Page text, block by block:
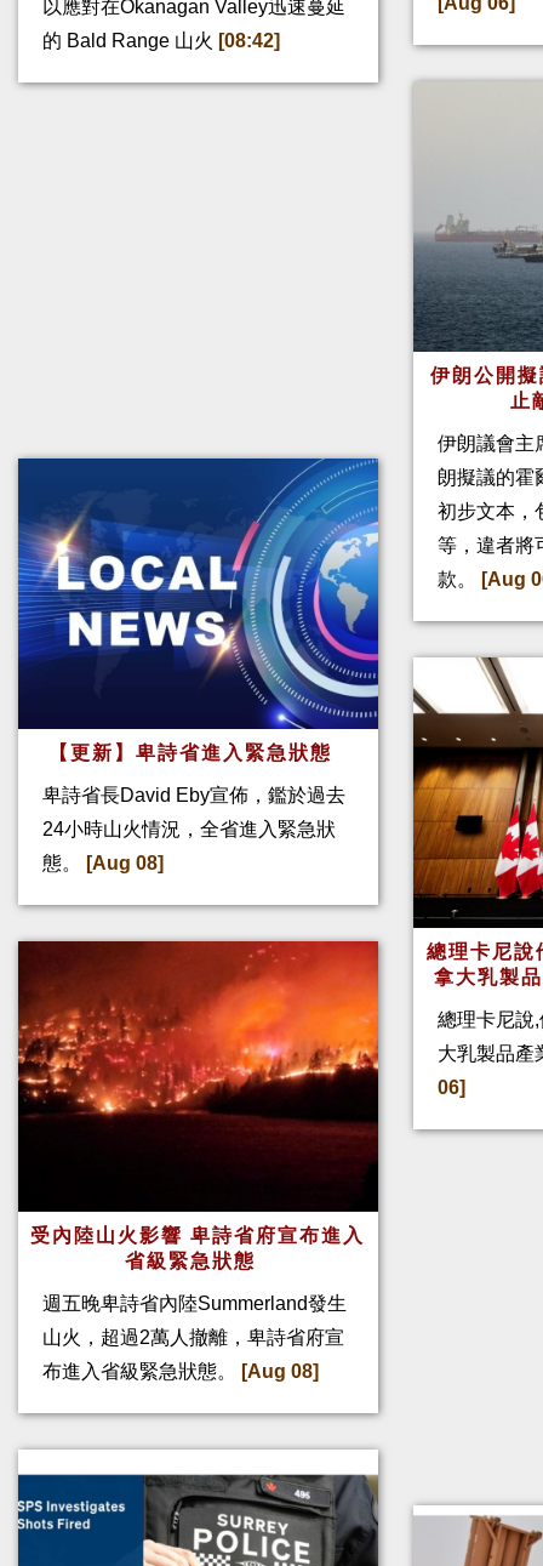
以應對在Okanagan Valley迅速蔓延
的 Bald Range 山火 [08:42]
【更新】卑詩省進入緊急狀態
卑詩省長David Eby宣佈，鑑於過去
24小時山火情況，全省進入緊急狀
態。
[Aug 08]
受內陸山火影響 卑詩省府宣布進入
省級緊急狀態
週五晚卑詩省內陸Summerland發生
山火，超過2萬人撤離，卑詩省府宣
布進入省級緊急狀態。
[Aug 08]
伊朗公開
止
伊朗議會主
朗擬議的霍
初步文本，
等，違者將
款。
[Aug
總理卡尼
拿大乳製
總理卡尼說
大乳製品產
06]